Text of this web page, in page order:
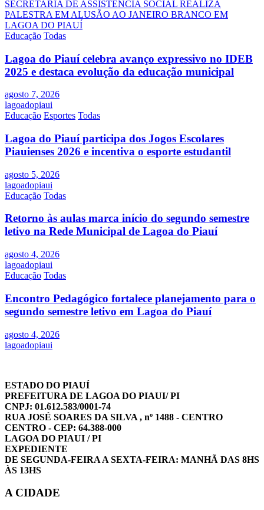
Post
SECRETARIA DE ASSISTÊNCIA SOCIAL REALIZA
PALESTRA EM ALUSÃO AO JANEIRO BRANCO EM
LAGOA DO PIAUÍ
Educação Todas
Lagoa do Piauí celebra avanço expressivo no IDEB
2025 e destaca evolução da educação municipal
agosto 7, 2026
lagoadopiaui
Educação Esportes Todas
Lagoa do Piauí participa dos Jogos Escolares
Piauienses 2026 e incentiva o esporte estudantil
agosto 5, 2026
lagoadopiaui
Educação Todas
Retorno às aulas marca início do segundo semestre
letivo na Rede Municipal de Lagoa do Piauí
agosto 4, 2026
lagoadopiaui
Educação Todas
Encontro Pedagógico fortalece planejamento para o
segundo semestre letivo em Lagoa do Piauí
agosto 4, 2026
lagoadopiaui
ESTADO DO PIAUÍ
PREFEITURA DE LAGOA DO PIAUI/ PI
CNPJ: 01.612.583/0001-74
RUA JOSÉ SOARES DA SILVA , nº 1488 - CENTRO
CENTRO - CEP: 64.388-000
LAGOA DO PIAUI / PI
EXPEDIENTE
DE SEGUNDA-FEIRA A SEXTA-FEIRA: MANHÃ DAS 8HS
ÀS 13HS
A CIDADE